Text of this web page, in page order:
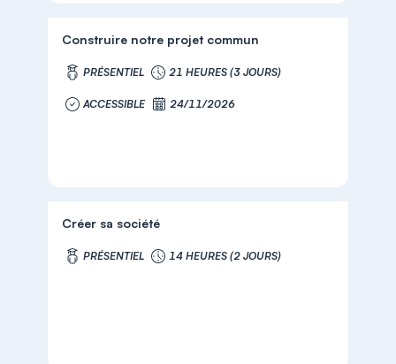
Construire notre projet commun
PRÉSENTIEL 21 HEURES (3 JOURS)
ACCESSIBLE 24/11/2026
Créer sa société
PRÉSENTIEL 14 HEURES (2 JOURS)